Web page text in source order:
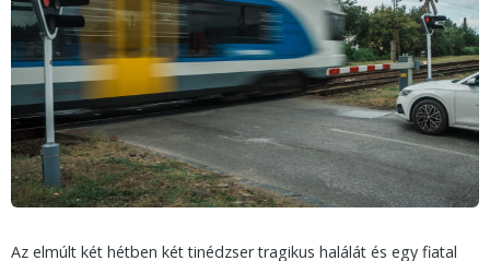
Az elmúlt két hétben két tinédzser tragikus halálát és egy fiatal